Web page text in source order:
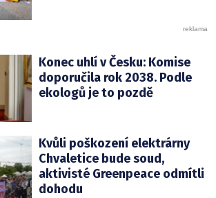
Konec uhlí v Česku: Komise
doporučila rok 2038. Podle
ekologů je to pozdě
Kvůli poškození elektrárny
Chvaletice bude soud,
aktivisté Greenpeace odmítli
dohodu